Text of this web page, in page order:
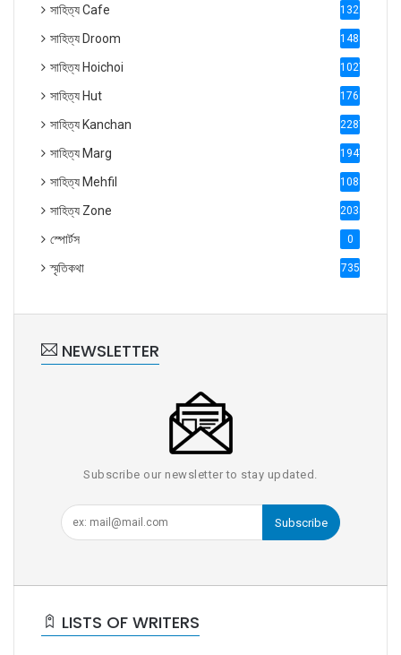
সাহিত্য Cafe 1321
সাহিত্য Droom 1488
সাহিত্য Hoichoi 1027
সাহিত্য Hut 1769
সাহিত্য Kanchan 2287
সাহিত্য Marg 1947
সাহিত্য Mehfil 1088
সাহিত্য Zone 2035
স্পোর্টস 0
স্মৃতিকথা 735
NEWSLETTER
Subscribe our newsletter to stay updated.
Subscribe
LISTS OF WRITERS